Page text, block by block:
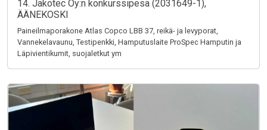
14. Jakotec Oy:n konkurssipesä (2031649-1),
ÄÄNEKOSKI
Paineilmaporakone Atlas Copco LBB 37, reikä- ja levyporat,
Vannekelavaunu, Testipenkki, Hamputuslaite ProSpec Hamputin ja
Läpivientikumit, suojaletkut ym